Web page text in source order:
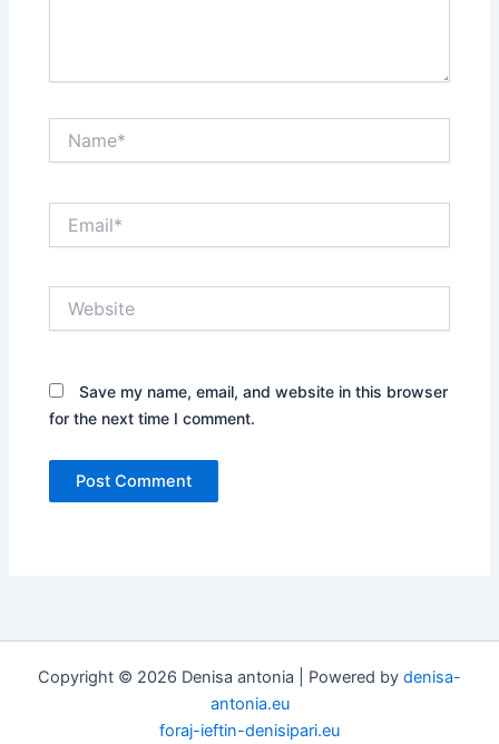
Save my name, email, and website in this browser
for the next time I comment.
Copyright © 2026 Denisa antonia | Powered by denisa-
antonia.eu
foraj-ieftin-denisipari.eu